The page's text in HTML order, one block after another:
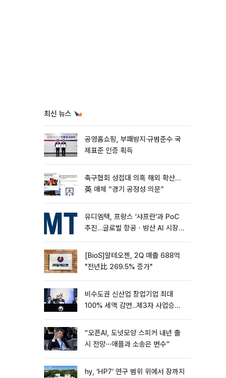
최신 뉴스
공영홈쇼핑, 부패방지·규범준수 국
제표준 인증 획득
축구협회 성접대 의혹 해외 확산…
英 매체 “경기 공정성 의문”
유디엠텍, 프랑스 ‘샤프란’과 PoC
추진…글로벌 항공ㆍ방산 AI 시장
[BioS]알테오젠, 2Q 매출 688억
"전년比 269.5% 증가"
비수도권 신산업 창업기업 최대
100% 세액 감면...제3자 사업승계
“오픈AI, 도넛모양 스피커 내년 출
시 전망⋯애플과 소송은 변수”
hy, ‘HP7’ 연구 범위 위에서 장까지